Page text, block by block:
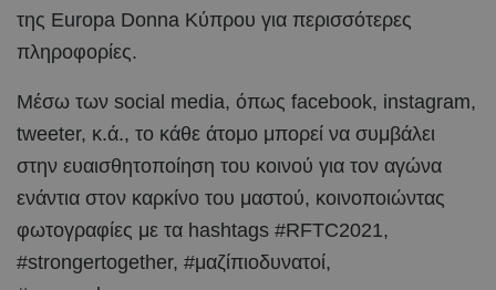
της Europa Donna Κύπρου για περισσότερες
πληροφορίες.
Μέσω των social media, όπως facebook, instagram,
tweeter, κ.ά., το κάθε άτομο μπορεί να συμβάλει
στην ευαισθητοποίηση του κοινού για τον αγώνα
ενάντια στον καρκίνο του μαστού, κοινοποιώντας
φωτογραφίες με τα hashtags #RFTC2021,
#strongertogether, #μαζίπιοδυνατοί,